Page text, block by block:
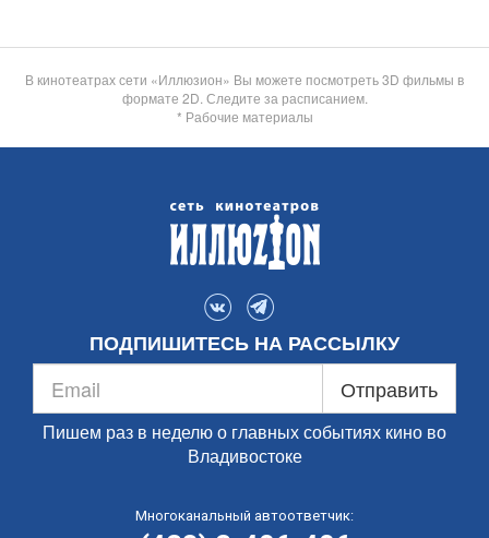
В кинотеатрах сети «Иллюзион» Вы можете посмотреть 3D фильмы в
формате 2D. Следите за расписанием.
* Рабочие материалы
ПОДПИШИТЕСЬ НА РАССЫЛКУ
Отправить
Пишем раз в неделю о главных событиях кино во
Владивостоке
Многоканальный автоответчик: